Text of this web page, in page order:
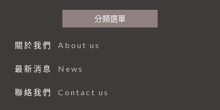
分類選單
關於我們 About us
最新消息 News
聯絡我們 Contact us